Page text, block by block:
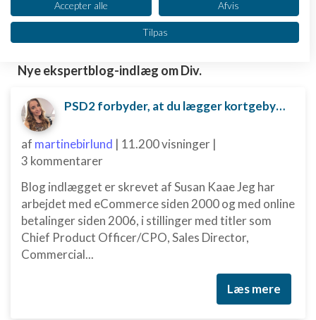
www.dinero.dk
Nye ekspertblog-indlæg om Div.
PSD2 forbyder, at du lægger kortgebyret ud til dine kunder fra 1. januar 2018
af martinebirlund | 11.200 visninger |
3 kommentarer
Blog indlægget er skrevet af Susan Kaae Jeg har
arbejdet med eCommerce siden 2000 og med online
betalinger siden 2006, i stillinger med titler som
Chief Product Officer/CPO, Sales Director,
Commercial...
Læs mere
Se partnerliste (2 IAB-leverandører)
Vi bruger dine data til følgende formål:
IAB's behandlingsformål:
enhed
Bruge begrænsede oplysninger til at vælge
annoncering
Oprette profiler til tilpasset annoncering
annoncering
Oprette profiler for at tilpasse indhold
Bruge profiler til at vælge tilpasset indhold
Accepter alle Afvis
Tilpas